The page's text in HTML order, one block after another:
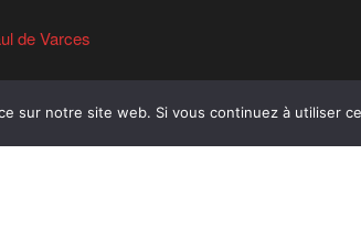
de Varces
sur notre site web. Si vous continuez à utiliser